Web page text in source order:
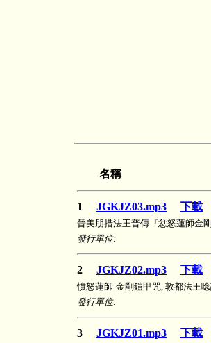
名稱
1 JGKJZ03.mp3 下載
晉美朋措法王普傳『忿怒蓮師金剛
發行單位:
2 JGKJZ02.mp3 下載
憤怒蓮師-金剛鎧甲咒, 敦都法王
發行單位:
3 JGKJZ01.mp3 下載